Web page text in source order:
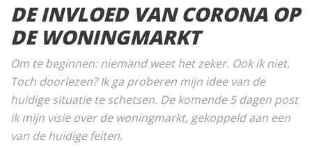
DE INVLOED VAN CORONA OP
DE WONINGMARKT
Om te beginnen: niemand weet het zeker. Ook ik niet.
Toch doorlezen? Ik ga proberen mijn idee van de
huidige situatie te schetsen. De komende 5 dagen post
ik mijn visie over de woningmarkt, gekoppeld aan een
van de huidige feiten.